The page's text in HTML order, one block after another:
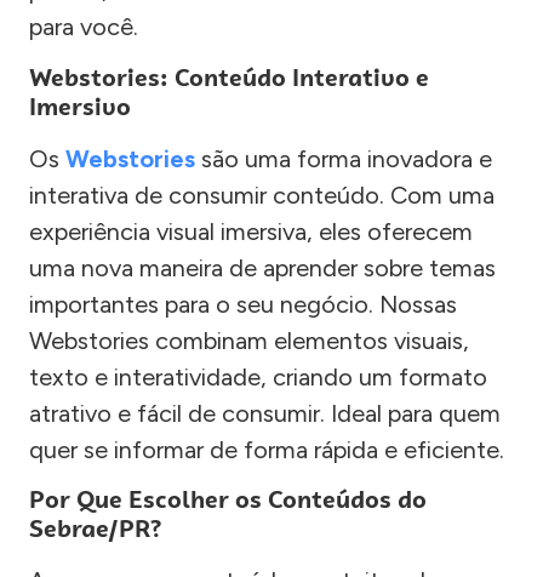
para você.
Webstories: Conteúdo Interativo e
Imersivo
Os Webstories são uma forma inovadora e
interativa de consumir conteúdo. Com uma
experiência visual imersiva, eles oferecem
uma nova maneira de aprender sobre temas
importantes para o seu negócio. Nossas
Webstories combinam elementos visuais,
texto e interatividade, criando um formato
atrativo e fácil de consumir. Ideal para quem
quer se informar de forma rápida e eficiente.
Por Que Escolher os Conteúdos do
Sebrae/PR?